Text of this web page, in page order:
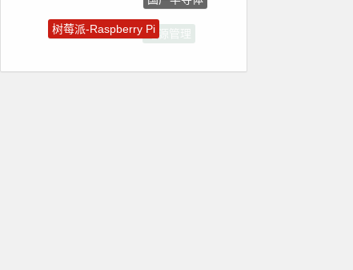
电源管理
裸视三维产品
树莓派-Raspberry Pi